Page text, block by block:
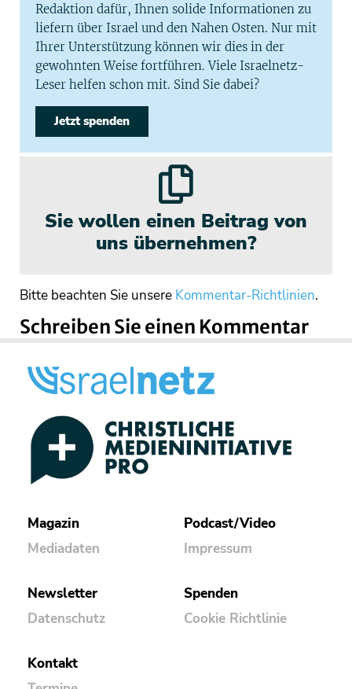
Redaktion dafür, Ihnen solide Informationen zu
liefern über Israel und den Nahen Osten. Nur mit
Ihrer Unterstützung können wir dies in der
gewohnten Weise fortführen. Viele Israelnetz-
Leser helfen schon mit. Sind Sie dabei?
Jetzt spenden
Sie wollen einen Beitrag von
uns übernehmen?
Bitte beachten Sie unsere Kommentar-Richtlinien.
Schreiben Sie einen Kommentar
Magazin
Mediadaten
Podcast/Video
Impressum
Newsletter
Datenschutz
Spenden
Cookie Richtlinie
Kontakt